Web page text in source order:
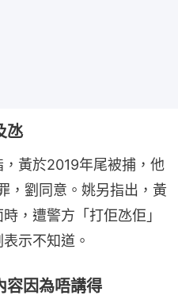
氹
黃於2019年尾被捕，他
，劉同意。姚另指出，黃
，遭警方「打佢氹佢」
示不知道。
容因為唔講得